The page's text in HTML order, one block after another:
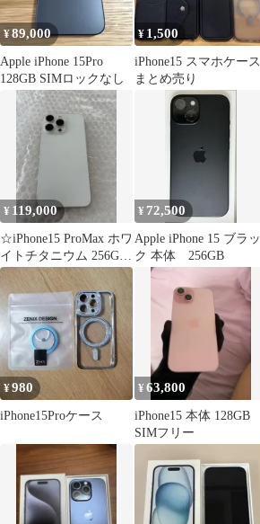
¥89,000
Apple iPhone 15Pro
128GB SIMロックなし
¥ 1,500
iPhone15 スマホケース
まとめ売り
¥ 119,000
☆iPhone15 ProMax ホワ
イトチタニウム 256GB
☆
¥ 72,500
Apple iPhone 15 ブラッ
ク 本体 256GB
¥980
iPhone15Proケース
¥63,800
iPhone15 本体 128GB
SIMフリー